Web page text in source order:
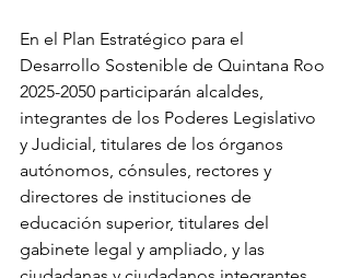
En el Plan Estratégico para el
Desarrollo Sostenible de Quintana Roo
2025-2050 participarán alcaldes,
integrantes de los Poderes Legislativo
y Judicial, titulares de los órganos
autónomos, cónsules, rectores y
directores de instituciones de
educación superior, titulares del
gabinete legal y ampliado, y las